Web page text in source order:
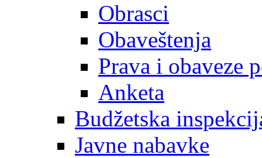
Obrasci
Obaveštenja
Prava i obaveze
Anketa
Budžetska
Javne nabavke